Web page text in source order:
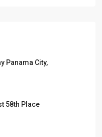
Panama City,
58th Place